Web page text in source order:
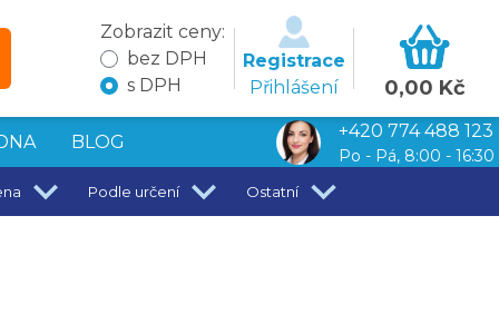
Zobrazit ceny:
bez DPH
s DPH
Registrace
Přihlášení
0,00 Kč
BLOG
+420 774 488 123
Po - Pá, 8:00 - 16:30
Podle určení Ostatní